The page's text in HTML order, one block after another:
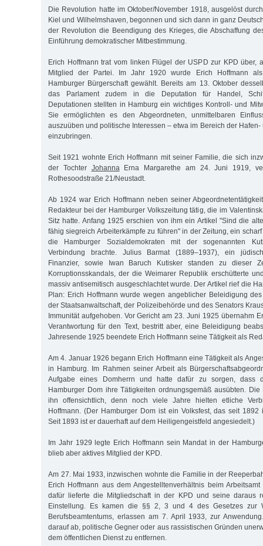
Die Revolution hatte im Oktober/November 1918, ausgelöst
Kiel und Wilhelmshaven, begonnen und sich dann in ganz
der Revolution die Beendigung des Krieges, die Abschaffung
Einführung demokratischer Mitbestimmung.
Erich Hoffmann trat vom linken Flügel der USPD zur KPD über,
Mitglied der Partei. Im Jahr 1920 wurde Erich Hoffmann
Hamburger Bürgerschaft gewählt. Bereits am 13. Oktober
das Parlament zudem in die Deputation für Handel,
Deputationen stellten in Hamburg ein wichtiges Kontroll- und
Sie ermöglichten es den Abgeordneten, unmittelbaren
auszuüben und politische Interessen – etwa im Bereich der Hafen-
einzubringen.
Seit 1921 wohnte Erich Hoffmann mit seiner Familie, die sich
der Tochter JohannaErna Margarethe am 24. Juni 1919,
Rothesoodstraße 21/Neustadt.
Ab 1924 war Erich Hoffmann neben seiner
Redakteur bei der Hamburger Volkszeitung tätig, die im
Sitz hatte. Anfang 1925 erschien von ihm ein Artikel "Sind die
fähig siegreich Arbeiterkämpfe zu führen" in der Zeitung, ein
die Hamburger Sozialdemokraten mit der sogenannten
Verbindung brachte. Julius Barmat (1889–1937), ein
Finanzier, sowie Iwan Baruch Kutisker standen zu dieser
Korruptionsskandals, der die Weimarer Republik erschütterte
massiv antisemitisch ausgeschlachtet wurde. Der Artikel rief die
Plan: Erich Hoffmann wurde wegen angeblicher Beleidigung
der Staatsanwaltschaft, der Polizeibehörde und des Senators
Immunität aufgehoben. Vor Gericht am 23. Juni 1925 übernahm
Verantwortung für den Text, bestritt aber, eine Beleidigung
Jahresende 1925 beendete Erich Hoffmann seine Tätigkeit als
Am 4. Januar 1926 begann Erich Hoffmann eine Tätigkeit als
in Hamburg. Im Rahmen seiner Arbeit als
Aufgabe eines Domherrn und hatte dafür zu sorgen, dass
Hamburger Dom ihre Tätigkeiten ordnungsgemäß ausübten. Die
ihn offensichtlich, denn noch viele Jahre hielten etliche
Hoffmann. (Der Hamburger Dom ist ein Volksfest, das seit 1892
Seit 1893 ist er dauerhaft auf dem Heiligengeistfeld angesiedelt.)
Im Jahr 1929 legte Erich Hoffmann sein Mandat in der
blieb aber aktives Mitglied der KPD.
Am 27. Mai 1933, inzwischen wohnte die Familie in der
Erich Hoffmann aus dem Angestelltenverhältnis beim
dafür lieferte die Mitgliedschaft in der KPD und seine daraus
Einstellung. Es kamen die §§ 2, 3 und 4 des Gesetzes zur
Berufsbeamtentums, erlassen am 7. April 1933, zur
darauf ab, politische Gegner oder aus rassistischen Gründen
dem öffentlichen Dienst zu entfernen.